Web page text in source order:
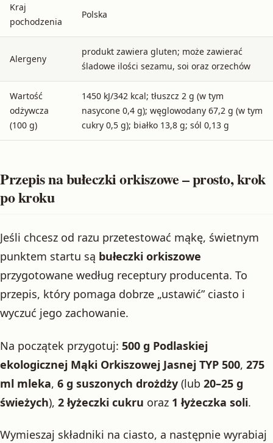
Kraj
pochodzenia
Polska
Alergeny
produkt zawiera gluten; może zawierać
śladowe ilości sezamu, soi oraz orzechów
Wartość
odżywcza
(100 g)
1450 kJ/342 kcal; tłuszcz 2 g (w tym
nasycone 0,4 g); węglowodany 67,2 g (w tym
cukry 0,5 g); białko 13,8 g; sól 0,13 g
Przepis na bułeczki orkiszowe – prosto, krok
po kroku
Jeśli chcesz od razu przetestować mąkę, świetnym
punktem startu są bułeczki orkiszowe
przygotowane według receptury producenta. To
przepis, który pomaga dobrze „ustawić” ciasto i
wyczuć jego zachowanie.
Na początek przygotuj: 500 g Podlaskiej
ekologicznej Mąki Orkiszowej Jasnej TYP 500, 275
ml mleka, 6 g suszonych drożdży (lub 20–25 g
świeżych), 2 łyżeczki cukru oraz 1 łyżeczka soli.
Wymieszaj składniki na ciasto, a następnie wyrabiaj